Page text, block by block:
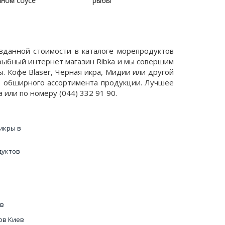
стоимости в каталоге морепродуктов
интернет магазин Ribka и мы совершим
Кофе Blaser, Черная икра, Мидии или другой
ассортимента продукции. Лучшее
по номеру (044) 332 91 90.
в
Киев